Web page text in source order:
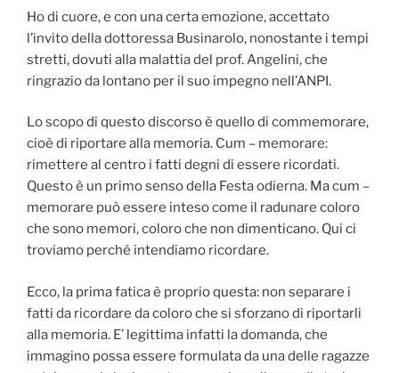
Ho di cuore, e con una certa emozione, accettato
l’invito della dottoressa Businarolo, nonostante i tempi
stretti, dovuti alla malattia del prof. Angelini, che
ringrazio da lontano per il suo impegno nell’ANPI.
Lo scopo di questo discorso è quello di commemorare,
cioè di riportare alla memoria. Cum – memorare:
rimettere al centro i fatti degni di essere ricordati.
Questo è un primo senso della Festa odierna. Ma cum –
memorare può essere inteso come il radunare coloro
che sono memori, coloro che non dimenticano. Qui ci
troviamo perché intendiamo ricordare.
Ecco, la prima fatica è proprio questa: non separare i
fatti da ricordare da coloro che si sforzano di riportarli
alla memoria. E’ legittima infatti la domanda, che
immagino possa essere formulata da una delle ragazze